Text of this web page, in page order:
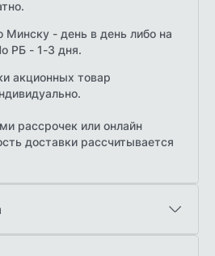
Минску - день в день либо на
РБ - 1-3 дня.
акционных товар
рассрочек или онлайн
доставки рассчитывается